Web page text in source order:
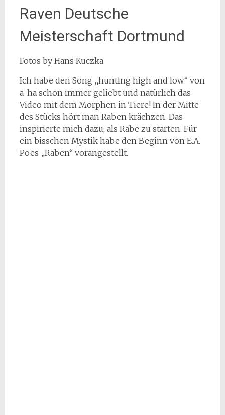
Raven Deutsche
Meisterschaft Dortmund
Fotos by Hans Kuczka
Ich habe den Song „hunting high and low“ von
a-ha schon immer geliebt und natürlich das
Video mit dem Morphen in Tiere! In der Mitte
des Stücks hört man Raben krächzen. Das
inspirierte mich dazu, als Rabe zu starten. Für
ein bisschen Mystik habe den Beginn von E.A.
Poes „Raben“ vorangestellt.